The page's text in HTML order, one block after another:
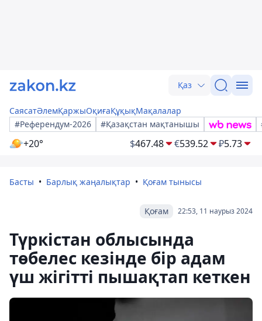
Қаз
СаясатӘлемҚаржыОқиғаҚұқықМақалалар
#Референдум-2026
#Қазақстан мақтанышы
+20° $467.48 €539.52 ₽5.73
Басты Барлық жаңалықтар Қоғам тынысы
22:53, 11 наурыз 2024
Қоғам
Түркістан облысында
төбелес кезінде бір адам
үш жігітті пышақтап кеткен